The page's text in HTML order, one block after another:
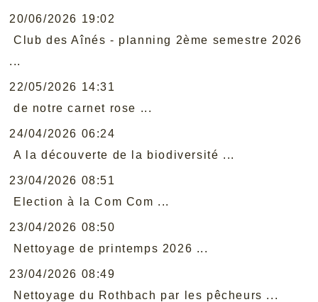
20/06/2026 19:02
Club des Aînés - planning 2ème semestre 2026
...
22/05/2026 14:31
de notre carnet rose ...
24/04/2026 06:24
A la découverte de la biodiversité ...
23/04/2026 08:51
Election à la Com Com ...
23/04/2026 08:50
Nettoyage de printemps 2026 ...
23/04/2026 08:49
Nettoyage du Rothbach par les pêcheurs ...